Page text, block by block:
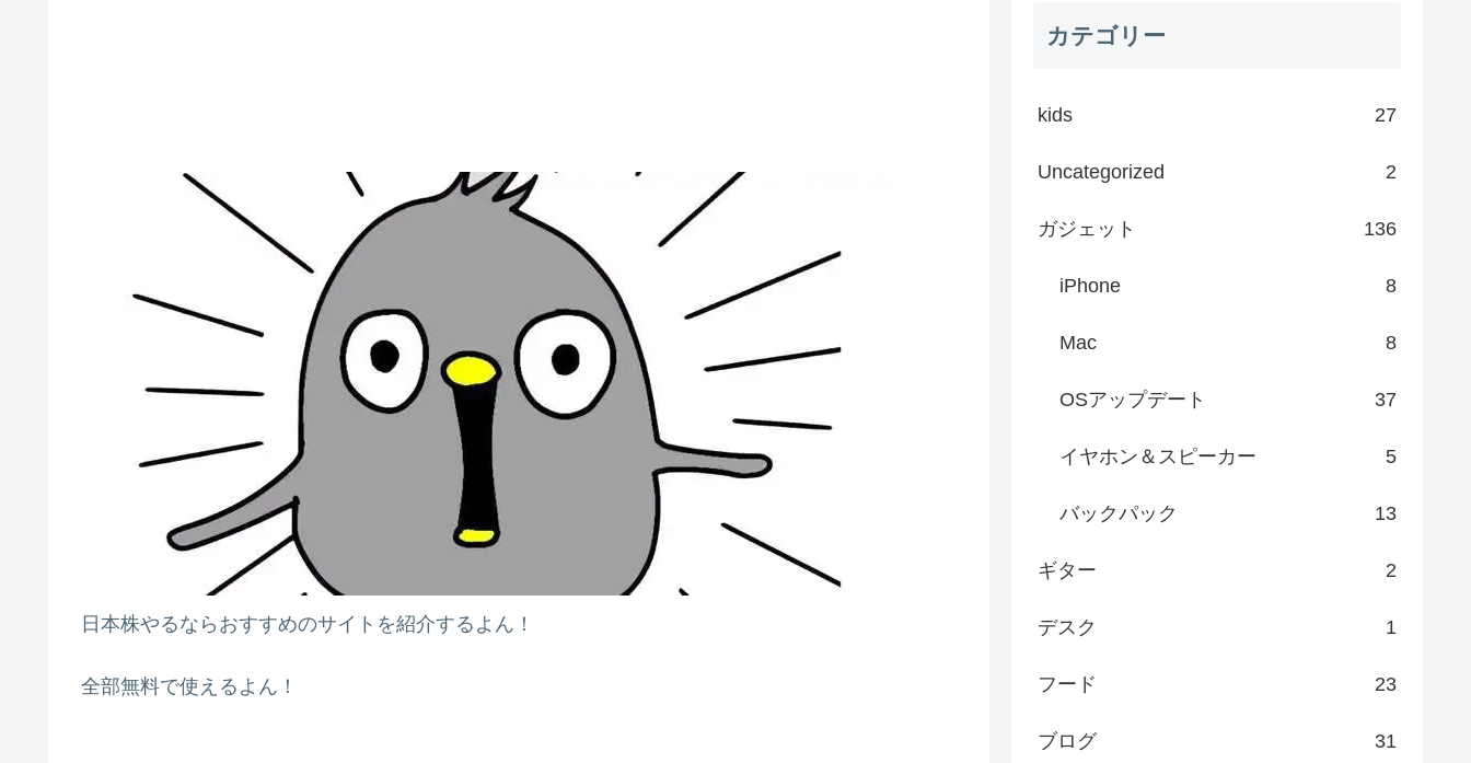
日本株やるならおすすめのサイトを紹介するよん！
全部無料で使えるよん！
カテゴリー
kids 27
Uncategorized 2
ガジェット 136
iPhone 8
Mac 8
OSアップデート 37
イヤホン＆スピーカー 5
バックパック 13
ギター 2
デスク 1
フード 23
ブログ 31